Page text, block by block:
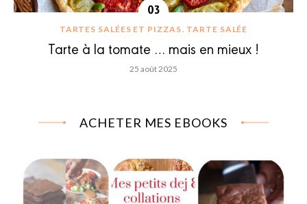
TARTES SALÉES ET PIZZAS TARTE SALÉE
Tarte à la tomate … mais en mieux !
25 août 2025
ACHETER MES EBOOKS